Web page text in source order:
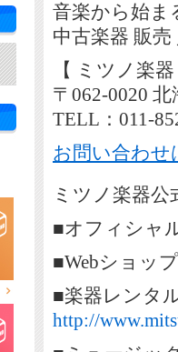
音楽から始ま
中古楽器 販
【 ミツノ楽
〒062-0020
TELL：011-
お問い合わせ
ミツノ楽器
■オフィシャ
■Webショッ
■楽器レンタ
http://